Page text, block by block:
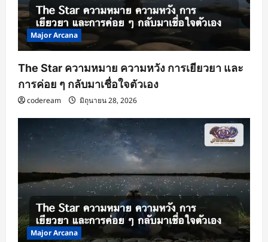
Major Arcana
The Star ความหมาย ความหวัง การเยียวยา และ
การค่อย ๆ กลับมาเชื่อใจตัวเอง
codeream มิถุนายน 28, 2026
Major Arcana